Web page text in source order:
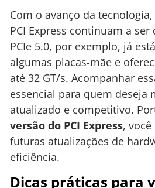
Com o avanço da
PCI Express continuam a ser
PCIe 5.0, por exemplo, já
algumas placas-mãe e
até 32 GT/s. Acompanhar
essencial para quem deseja
atualizado e competitivo.
versão do PCI Express,
futuras atualizações de
eficiência.
Dicas práticas para